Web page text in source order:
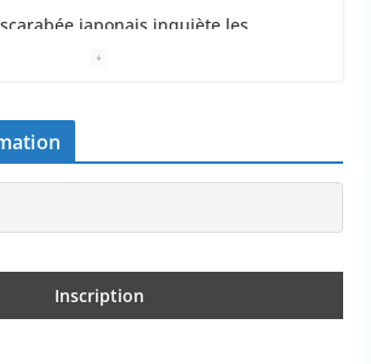
japonais inquiète les
10h10:30
0 Commentaire
les viols en série sur les